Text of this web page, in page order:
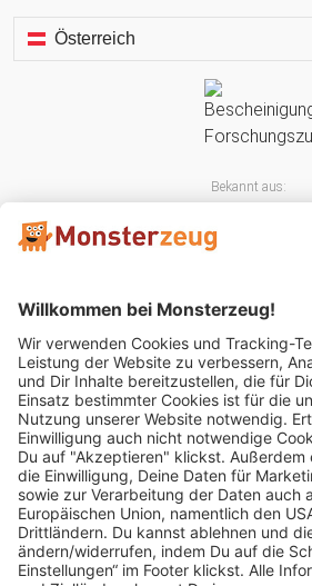
Österreich
Bekannt aus:
Mitglied im: